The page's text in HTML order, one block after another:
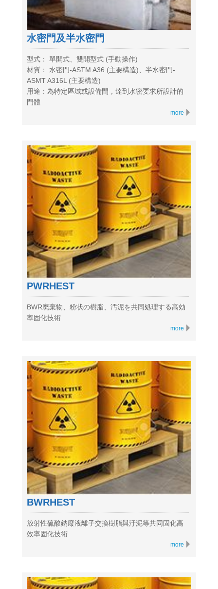
水密門及半水密門
型式： 單開式、雙開型式 (手動操作)
材質： 水密門-ASTM A36 (主要構造)、半水密門-
ASMT A316L (主要構造)
用途：為特定區域或設備間，達到水密要求所設計的
門體
more
PWRHEST
BWR廃棄物、粉状の樹脂、汚泥を共同処理する高効
率固化技術
more
BWRHEST
放射性硫酸鈉廢液離子交換樹脂與汙泥等共同固化高
效率固化技術
more